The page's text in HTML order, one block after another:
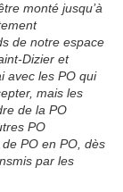
monté jusqu’à
de notre espace
Dizier et
avec les PO qui
mais les
de la PO
PO
PO en PO, dès
par les